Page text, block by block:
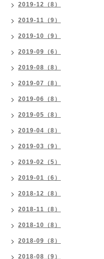
2019-12（8）
2019-11（9）
2019-10（9）
2019-09（6）
2019-08（8）
2019-07（8）
2019-06（8）
2019-05（8）
2019-04（8）
2019-03（9）
2019-02（5）
2019-01（6）
2018-12（8）
2018-11（8）
2018-10（8）
2018-09（8）
2018-08（9）